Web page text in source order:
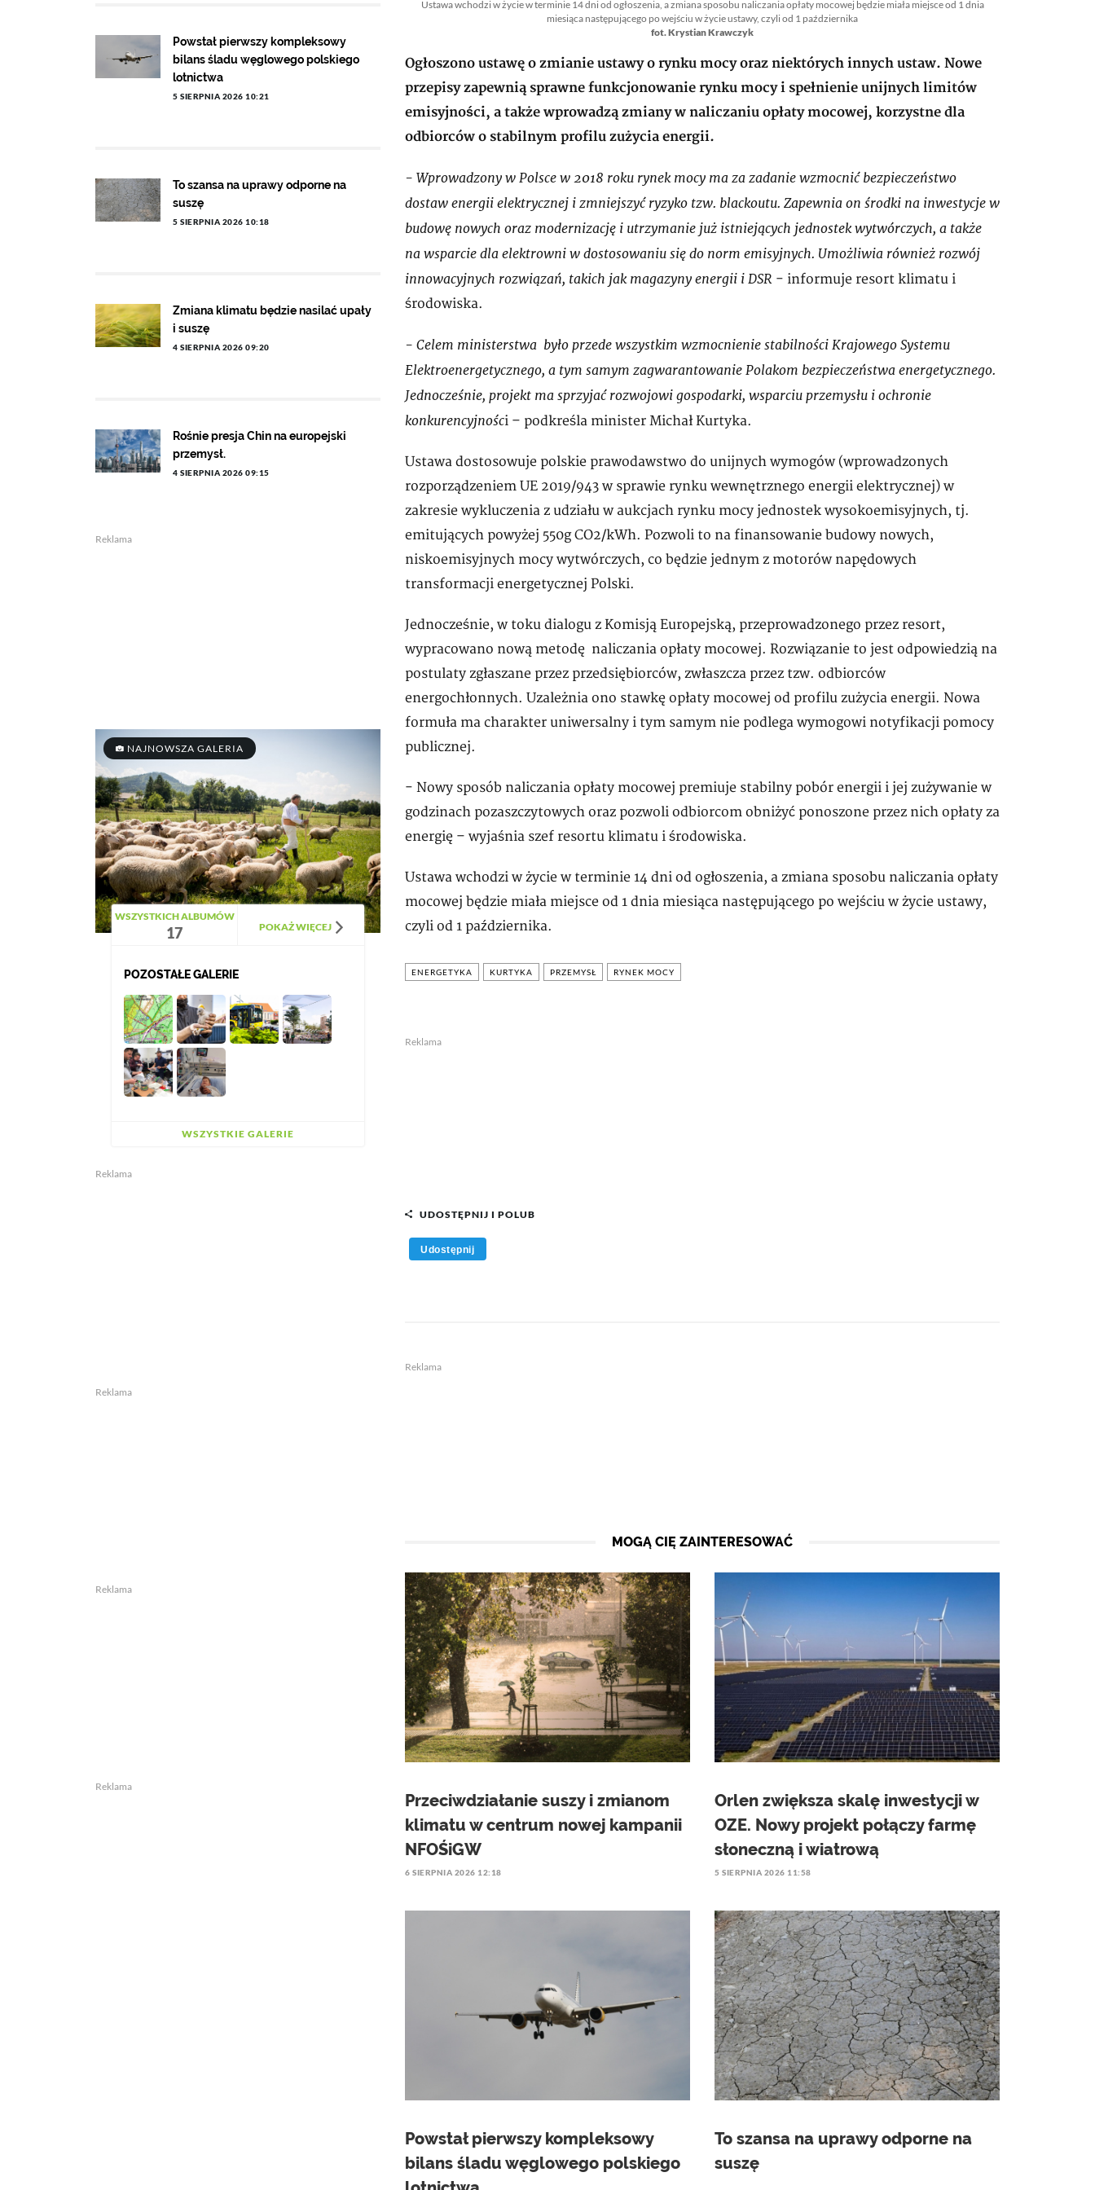
Ustawa wchodzi w życie w terminie 14 dni od ogłoszenia, a zmiana sposobu naliczania opłaty mocowej będzie miała miejsce od 1 dnia
miesiąca następującego po wejściu w życie ustawy, czyli od 1 października
fot. Krystian Krawczyk
Ogłoszono ustawę o zmianie ustawy o rynku mocy oraz niektórych innych ustaw. Nowe
przepisy zapewnią sprawne funkcjonowanie rynku mocy i spełnienie unijnych limitów
emisyjności, a także wprowadzą zmiany w naliczaniu opłaty mocowej, korzystne dla
odbiorców o stabilnym profilu zużycia energii.
- Wprowadzony w Polsce w 2018 roku rynek mocy ma za zadanie wzmocnić bezpieczeństwo
dostaw energii elektrycznej i zmniejszyć ryzyko tzw. blackoutu. Zapewnia on środki na inwestycje w
budowę nowych oraz modernizację i utrzymanie już istniejących jednostek wytwórczych, a także
na wsparcie dla elektrowni w dostosowaniu się do norm emisyjnych. Umożliwia również rozwój
innowacyjnych rozwiązań, takich jak magazyny energii i DSR - informuje resort klimatu i
środowiska.
- Celem ministerstwa było przede wszystkim wzmocnienie stabilności Krajowego Systemu
Elektroenergetycznego, a tym samym zagwarantowanie Polakom bezpieczeństwa energetycznego.
Jednocześnie, projekt ma sprzyjać rozwojowi gospodarki, wsparciu przemysłu i ochronie
konkurencyjności – podkreśla minister Michał Kurtyka.
Ustawa dostosowuje polskie prawodawstwo do unijnych wymogów (wprowadzonych
rozporządzeniem UE 2019/943 w sprawie rynku wewnętrznego energii elektrycznej) w
zakresie wykluczenia z udziału w aukcjach rynku mocy jednostek wysokoemisyjnych, tj.
emitujących powyżej 550g CO2/kWh. Pozwoli to na finansowanie budowy nowych,
niskoemisyjnych mocy wytwórczych, co będzie jednym z motorów napędowych
transformacji energetycznej Polski.
Jednocześnie, w toku dialogu z Komisją Europejską, przeprowadzonego przez resort,
wypracowano nową metodę naliczania opłaty mocowej. Rozwiązanie to jest odpowiedzią na
postulaty zgłaszane przez przedsiębiorców, zwłaszcza przez tzw. odbiorców
energochłonnych. Uzależnia ono stawkę opłaty mocowej od profilu zużycia energii. Nowa
formuła ma charakter uniwersalny i tym samym nie podlega wymogowi notyfikacji pomocy
publicznej.
- Nowy sposób naliczania opłaty mocowej premiuje stabilny pobór energii i jej zużywanie w
godzinach pozaszczytowych oraz pozwoli odbiorcom obniżyć ponoszone przez nich opłaty za
energię – wyjaśnia szef resortu klimatu i środowiska.
Ustawa wchodzi w życie w terminie 14 dni od ogłoszenia, a zmiana sposobu naliczania opłaty
mocowej będzie miała miejsce od 1 dnia miesiąca następującego po wejściu w życie ustawy,
czyli od 1 października.
ENERGETYKA KURTYKA PRZEMYSŁ RYNEK MOCY
Reklama
UDOSTĘPNIJ I POLUB
Udostępnij
Reklama
MOGĄ CIĘ ZAINTERESOWAĆ
Przeciwdziałanie suszy i zmianom
klimatu w centrum nowej kampanii
NFOŚiGW
6 SIERPNIA 2026 12:18
Orlen zwiększa skalę inwestycji w
OZE. Nowy projekt połączy farmę
słoneczną i wiatrową
5 SIERPNIA 2026 11:58
Powstał pierwszy kompleksowy
bilans śladu węglowego polskiego
To szansa na uprawy odporne na
suszę
Powstał pierwszy kompleksowy
bilans śladu węglowego polskiego
lotnictwa
5 SIERPNIA 2026 10:21
To szansa na uprawy odporne na
suszę
5 SIERPNIA 2026 10:18
Zmiana klimatu będzie nasilać upały
i suszę
4 SIERPNIA 2026 09:20
Rośnie presja Chin na europejski
przemysł.
4 SIERPNIA 2026 09:15
Reklama
NAJNOWSZA GALERIA
WSZYSTKICH ALBUMÓW
17 POKAŻ WIĘCEJ
POZOSTAŁE GALERIE
WSZYSTKIE GALERIE
Reklama
Reklama
Reklama
Reklama